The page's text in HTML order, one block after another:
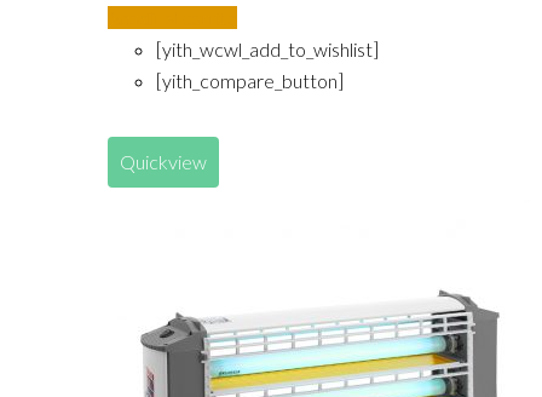
[yith_wcwl_add_to_wishlist]
[yith_compare_button]
Quickview